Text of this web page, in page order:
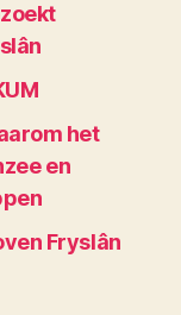
het
en
Fryslân